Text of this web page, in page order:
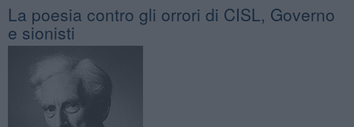
La poesia contro gli orrori di CISL, Governo
e sionisti